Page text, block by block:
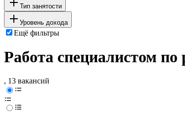
Тип занятости
Уровень дохода
Ещё фильтры
Работа специалистом
, 13 вакансий